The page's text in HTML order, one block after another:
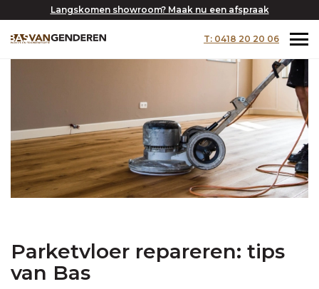
Langskomen showroom? Maak nu een afspraak
T: 0418 20 20 06
Parketvloer repareren: tips
van Bas